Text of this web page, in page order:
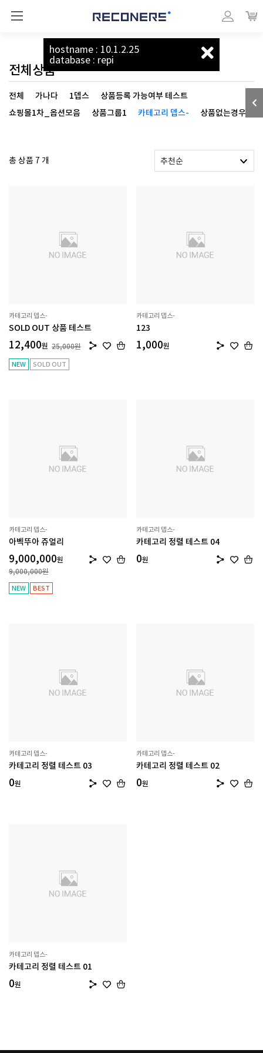
전체상품
전체 가나다 1뎁스
상품등록 가능여부 테스트
쇼핑몰1차_옵션모음
상품그룹1 카테고리 뎁스- 상품없는경우
총 상품 7 개 추천순
카테고리 뎁스-
SOLD OUT 상품 테스트
12,400원 25,000원
NEW SOLD OUT
카테고리 뎁스-
123
1,000원
카테고리 뎁스-
아벡뚜아 쥬얼리
9,000,000원
9,000,000원
NEW BEST
카테고리 뎁스-
카테고리 정렬 테스트 04
0원
카테고리 뎁스-
카테고리 정렬 테스트 03
0원
카테고리 뎁스-
카테고리 정렬 테스트 02
0원
카테고리 뎁스-
카테고리 정렬 테스트 01
0원
hostname : 10.1.2.25
database : repi